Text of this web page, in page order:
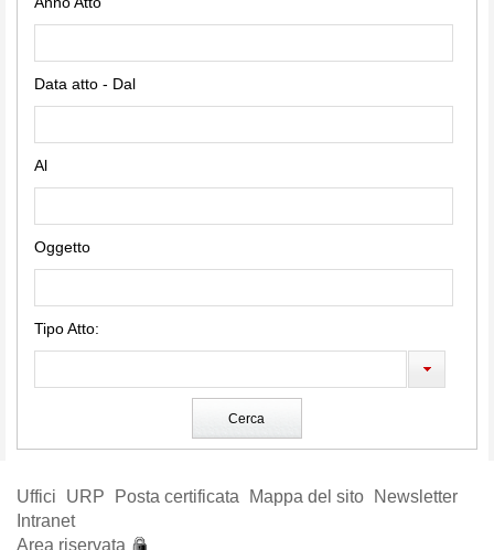
Data atto - Dal
Al
Oggetto
Tipo Atto:
Uffici URP Posta certificata Mappa del sito
Newsletter
Intranet
Area riservata